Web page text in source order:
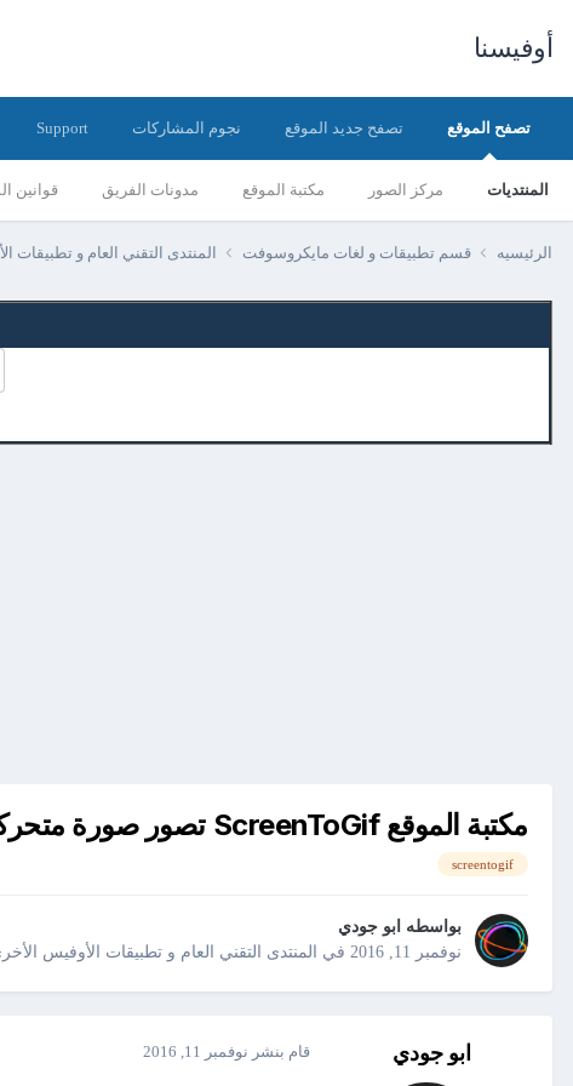
أوفيسنا
تصفح الموقع
المنتديات مركز الصور مكتبة الموقع مدونات الفريق قوانين
تصفح جديد الموقع نجوم المشاركات Support
الرئيسيه قسم تطبيقات و لغات مايكروسوفت المنتدى التقني العام و تطبيقات
مكتبة الموقع ScreenToGif تصور صورة متحركة من شاشة الكمبيوتر للشرح
screentogif
بواسطه ابو جودي
نوفمبر 11, 2016
في المنتدى التقني العام و تطبيقات الأوفيس
ابو جودي قام بنشر نوفمبر 11, 2016